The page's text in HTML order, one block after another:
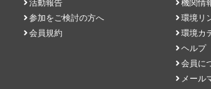
活動報告
参加をご検討の方へ
会員規約
機関情
環境リ
環境カ
ヘルプ
会員に
メール